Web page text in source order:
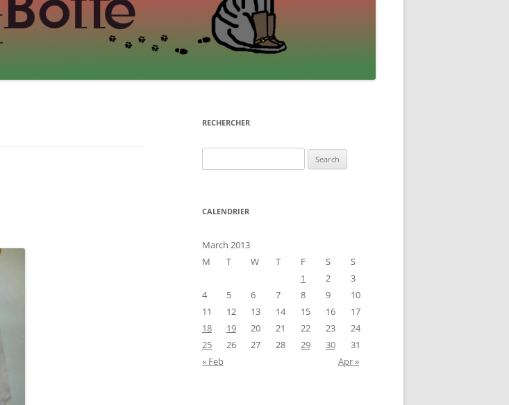
RECHERCHER
for:
CALENDRIER
March 2013
M
T W T F S
S
1
2
3
4
5 6 7 8 9
10
11
12 13 14 15 16
17
18
19 20 21 22 23
24
25
26 27 28 29 30
31
« Feb
Apr »